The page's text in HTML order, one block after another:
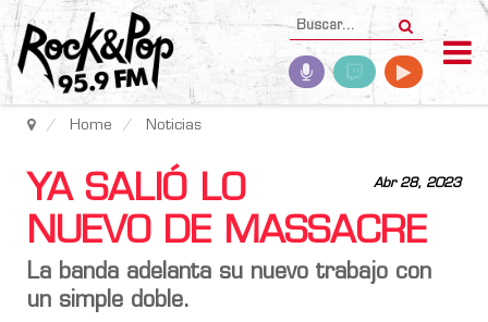
Home Noticias
Abr 28, 2023
YA SALIÓ LO
NUEVO DE MASSACRE
La banda adelanta su nuevo trabajo con
un simple doble.